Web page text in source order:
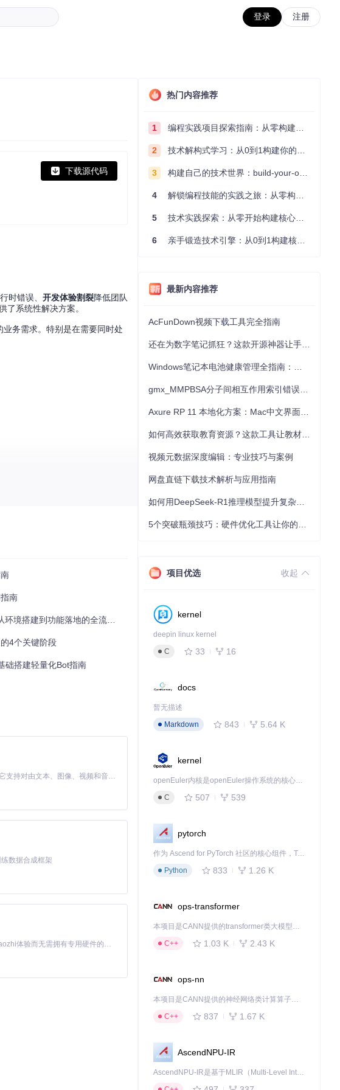
登录 注册
下载源代码
时错误、 开发体验割裂降低团队
系统性解决方案。
务需求。特别是在需要同时处
台
南
搭建到功能落地的全流程解析
4个关键阶段
础搭建轻量化Bot指南
MiniMax H3 是一个通用的全模态生成系统。它支持对由文本、图像、视频和音频组成的多模态上下文进行统一理解，并能生成分辨率高达 2K、时长可达 15 秒的带原生立体声音频的视频。得益于面向任务泛化的系统设计，H3 在预训练阶段就已具备广泛的多模态上下文理解与生成能力，能够出色地执行复杂的多模态指令。
数据合成框架
基于Python的Xiaozhi AI，适用于想要完整Xiaozhi体验而无需拥有专用硬件的用户。
热门内容推荐
1 编程实践项目探索指南：从零构建技术能力体系
2 技术解构式学习：从0到1构建你的编程知识体系
3 构建自己的技术世界：build-your-own-x项目的实践探索指南
4 解锁编程技能的实践之旅：从零构建你的技术世界
5 技术实践探索：从零开始构建核心系统的实践指南
6 亲手锻造技术引擎：从0到1构建核心系统的实践指南
最新内容推荐
AcFunDown视频下载工具完全指南
视频元数据深度编辑：专业技巧与案例
网盘直链下载技术解析与应用指南
项目优选 收起
kernel
deepin linux kernel
C
33 16
docs
暂无描述
Markdown
843 5.64 K
kernel
openEuler内核是openEuler操作系统的核心，既是系统性能与稳定性的基石，也是连接处理器、设备与服务的桥梁。
C
507 539
pytorch
作为 Ascend for PyTorch 社区的核心组件，TorchNPU 是昇腾专为 PyTorch 打造的深度学习适配插件，使 PyTorch 框架能够直接调用昇腾 NPU，为开发者提供昇腾 AI 处理器的超强算力。
Python
833 1.26 K
ops-transformer
本项目是CANN提供的transformer类大模型算子库，实现网络在NPU上加速计算。
C++
1.03 K 2.43 K
ops-nn
本项目是CANN提供的神经网络类计算算子库，实现网络在NPU上加速计算。
C++
837 1.67 K
AscendNPU-IR
AscendNPU-IR是基于MLIR（Multi-Level Intermediate Representation）构建的，面向昇腾亲和算子编译时使用的中间表示，提供昇腾完备表达能力，通过编译优化提升昇腾AI处理器计算效率，支持通过生态框架使能昇腾AI处理器与深度调优